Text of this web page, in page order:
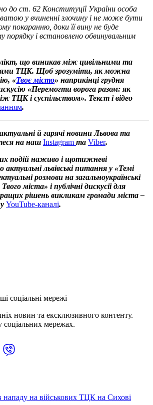
до ст. 62 Конституції України особа
у вчиненні злочину і не може бути
покаранню, доки її вину не буде
порядку і встановлено обвинувальним
що виникав між цивільними та
ТЦК. Щоб зрозуміти, як можна
«Твоє місто» наприкінці грудня
«Перемогти ворога разом: як
ТЦК і суспільством». Текст і відео
.
й гарячі новини Львова та
на наш Instagram та Viber.
подій наживо і щотижневі
актуальні львівські питання у «Темі
розмови на загальноукраїнські
міста» і публічні дискусії для
рішень викликам громади міста –
YouTube-каналі.
соціальні мережі
новин та ексклюзивного контенту.
соціальних мережах.
нападу на військових ТЦК на Сихові